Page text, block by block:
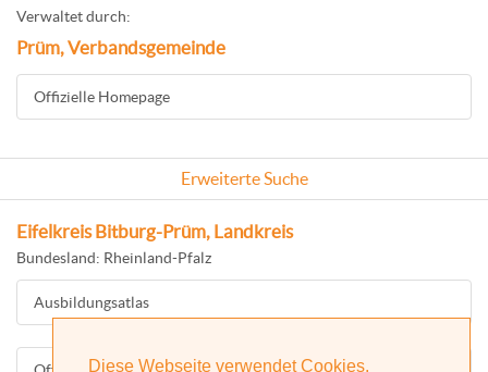
Diese Webseite verwendet Cookies.
Verwaltet durch:
Prüm, Verbandsgemeinde
Offizielle Homepage
Erweiterte Suche
Eifelkreis Bitburg-Prüm, Landkreis
Bundesland: Rheinland-Pfalz
Ausbildungsatlas